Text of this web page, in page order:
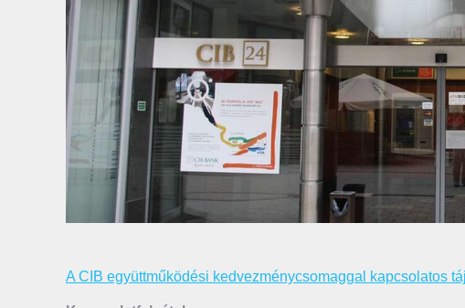
A CIB együttműködési kedvezménycsomaggal kapcsolatos